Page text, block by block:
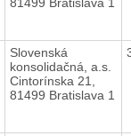
Slovenská
konsolidačná, a.s.
Cintorínska 21,
81499 Bratislava 1